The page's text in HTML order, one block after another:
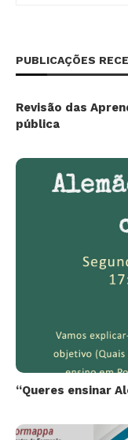
PUBLICAÇÕES
Revisão das
pública
“Queres ensinar